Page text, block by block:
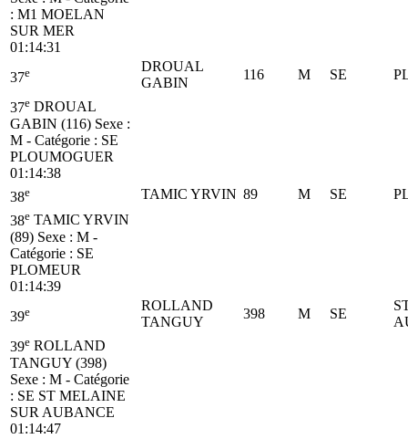
: M1 MOELAN
SUR MER
01:14:31
37e
DROUAL
GABIN
116 M SE
37e DROUAL
GABIN (116) Sexe :
M - Catégorie : SE
PLOUMOGUER
01:14:38
38e TAMIC YRVIN 89 M SE
38e TAMIC YRVIN
(89) Sexe : M -
Catégorie : SE
PLOMEUR
01:14:39
39e
ROLLAND
TANGUY
398 M SE
39e ROLLAND
TANGUY (398)
Sexe : M - Catégorie
: SE ST MELAINE
SUR AUBANCE
01:14:47